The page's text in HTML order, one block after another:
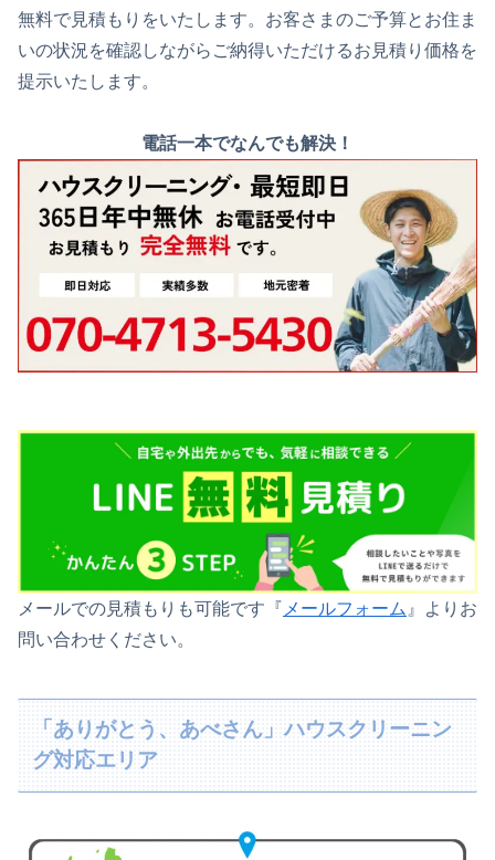
無料で見積もりをいたします。 お客さまのご予算とお住ま
いの状況を確認しながらご納得いただけるお見積り価格を
提示いたします。
電話一本でなんでも解決！
メールでの見積もりも可能です『メールフォーム』よりお
問い合わせください。
「ありがとう、あべさん」ハウスクリーニン
グ対応エリア